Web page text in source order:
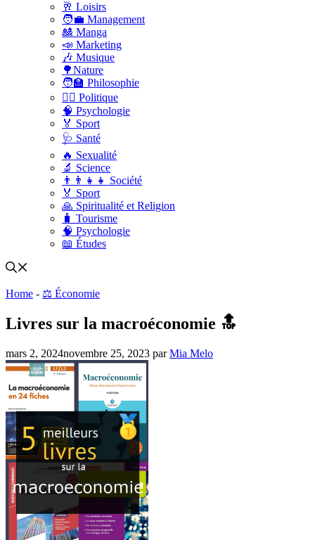
🥂 Loisirs
🧑‍💼 Management
🎎 Manga
📣 Marketing
🎶 Musique
🌳Nature
🧑‍🏫 Philosophie
👨‍⚖️ Politique
🧠 Psychologie
🏅 Sport
🩺 Santé
🔥 Sexualité
🔬 Science
👨‍👨‍👧‍👧 Société
🏅 Sport
🙏 Spiritualité et Religion
🧳 Tourisme
🧠 Psychologie
📖 Études
Home - ⚖️ Économie
Livres sur la macroéconomie 🔝
mars 2, 2024novembre 25, 2023 parMia Melo